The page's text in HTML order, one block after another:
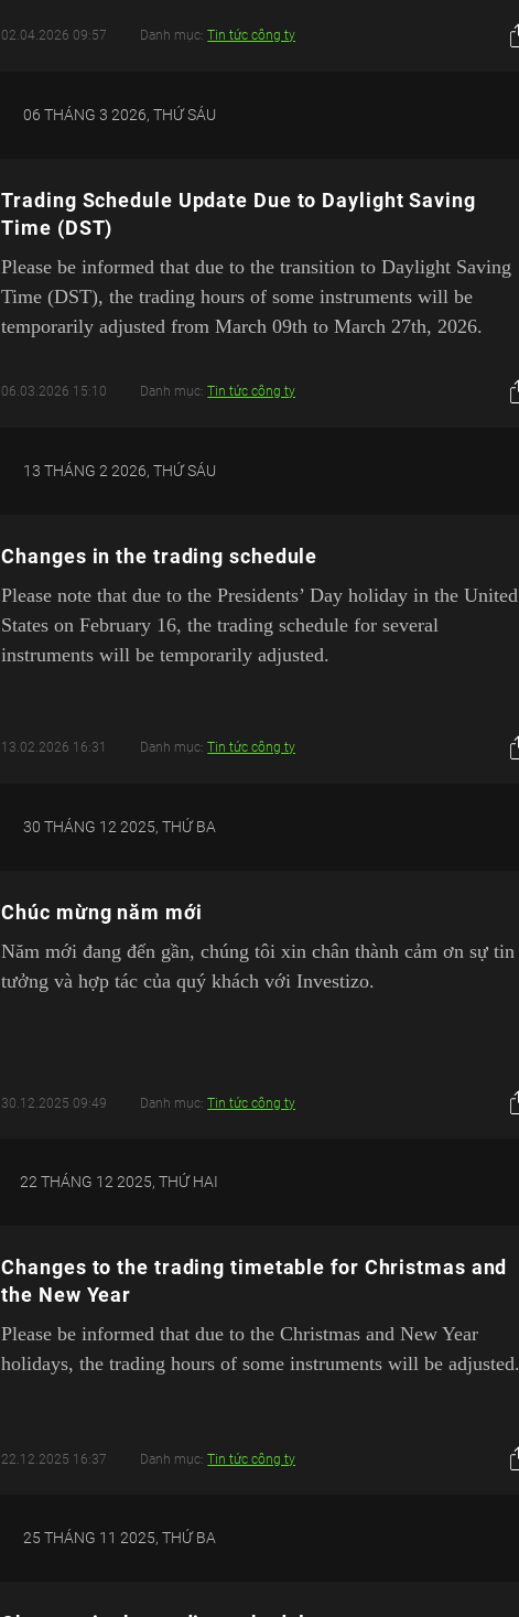
02.04.2026 09:57 Danh mục:Tin tức công ty
06 THÁNG 3 2026, THỨ SÁU
Trading Schedule Update Due to Daylight Saving
Time (DST)
Please be informed that due to the transition to Daylight Saving
Time (DST), the trading hours of some instruments will be
temporarily adjusted from March 09th to March 27th, 2026.
06.03.2026 15:10 Danh mục:Tin tức công ty
13 THÁNG 2 2026, THỨ SÁU
Changes in the trading schedule
Please note that due to the Presidents’ Day holiday in the United
States on February 16, the trading schedule for several
instruments will be temporarily adjusted.
13.02.2026 16:31 Danh mục:Tin tức công ty
30 THÁNG 12 2025, THỨ BA
Chúc mừng năm mới
Năm mới đang đến gần, chúng tôi xin chân thành cảm ơn sự tin
tưởng và hợp tác của quý khách với Investizo.
30.12.2025 09:49 Danh mục:Tin tức công ty
22 THÁNG 12 2025, THỨ HAI
Changes to the trading timetable for Christmas and
the New Year
Please be informed that due to the Christmas and New Year
holidays, the trading hours of some instruments will be adjusted.
22.12.2025 16:37 Danh mục:Tin tức công ty
25 THÁNG 11 2025, THỨ BA